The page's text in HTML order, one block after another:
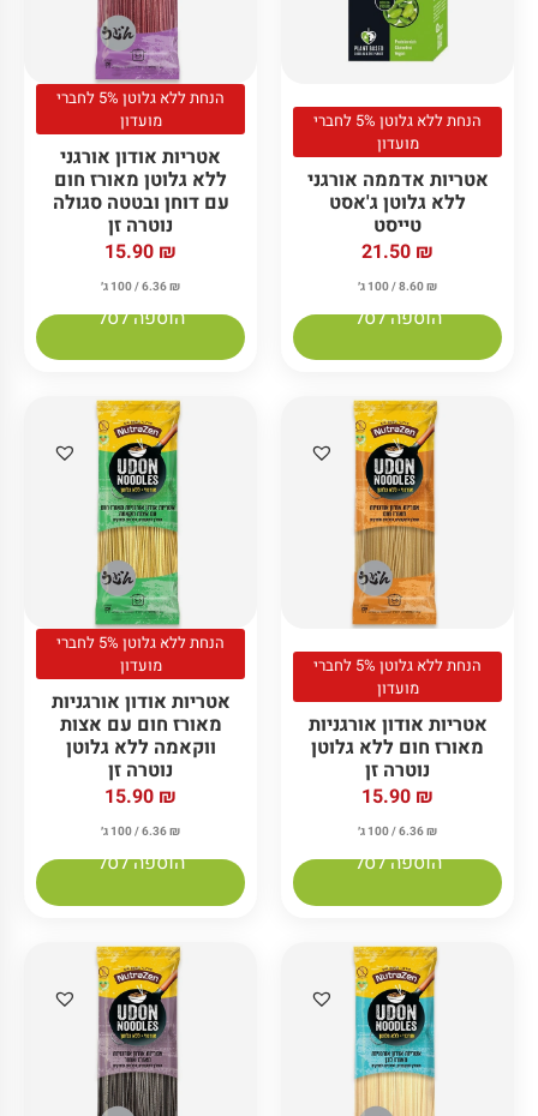
הנחת ללא גלוטן 5% לחברי
מועדון
אטריות אדממה אורגני
ללא גלוטן ג'אסט
טייסט
21.50 ₪
8.60₪ / 100 ג׳
הוספה לסל
הנחת ללא גלוטן 5% לחברי
מועדון
אטריות אודון אורגני
ללא גלוטן מאורז חום
עם דוחן ובטטה סגולה
נוטרה זן
15.90 ₪
6.36₪ / 100 ג׳
הוספה לסל
הנחת ללא גלוטן 5% לחברי
מועדון
אטריות אודון אורגניות
מאורז חום ללא גלוטן
נוטרה זן
15.90 ₪
6.36₪ / 100 ג׳
הוספה לסל
הנחת ללא גלוטן 5% לחברי
מועדון
אטריות אודון אורגניות
מאורז חום עם אצות
ווקאמה ללא גלוטן
נוטרה זן
15.90 ₪
6.36₪ / 100 ג׳
הוספה לסל